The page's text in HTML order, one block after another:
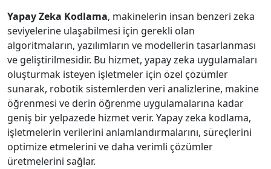
Yapay Zeka Kodlama, makinelerin insan benzeri zeka
seviyelerine ulaşabilmesi için gerekli olan
algoritmaların, yazılımların ve modellerin tasarlanması
ve geliştirilmesidir. Bu hizmet, yapay zeka uygulamaları
oluşturmak isteyen işletmeler için özel çözümler
sunarak, robotik sistemlerden veri analizlerine, makine
öğrenmesi ve derin öğrenme uygulamalarına kadar
geniş bir yelpazede hizmet verir. Yapay zeka kodlama,
işletmelerin verilerini anlamlandırmalarını, süreçlerini
optimize etmelerini ve daha verimli çözümler
üretmelerini sağlar.